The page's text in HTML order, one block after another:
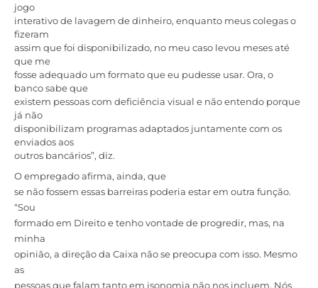
jogo
interativo de lavagem de dinheiro, enquanto meus colegas o
fizeram
assim que foi disponibilizado, no meu caso levou meses até
que me
fosse adequado um formato que eu pudesse usar. Ora, o
banco sabe que
existem pessoas com deficiência visual e não entendo porque
já não
disponibilizam programas adaptados juntamente com os
enviados aos
outros bancários”, diz.
O empregado afirma, ainda, que
se não fossem essas barreiras poderia estar em outra função.
“Sou
formado em Direito e tenho vontade de progredir, mas, na
minha
opinião, a direção da Caixa não se preocupa com isso. Mesmo
as
pessoas que falam tanto em isonomia não nos incluem. Nós